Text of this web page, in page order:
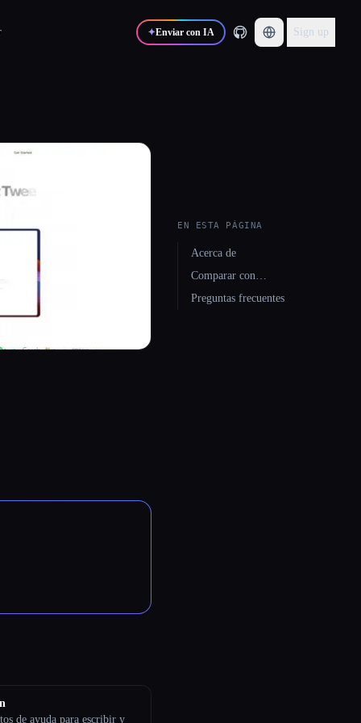
✦Enviar con IA Sign up
de ayuda para escribir y
EN ESTA PÁGINA
Acerca de
Comparar con…
Preguntas frecuentes